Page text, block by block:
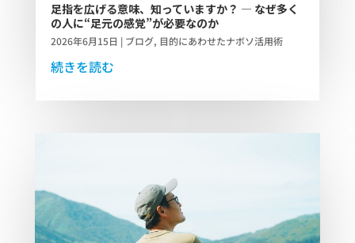
足指を広げる意味、知っていますか？ ― なぜ多く
の人に“足元の感覚”が必要なのか
2026年6月15日 | ブログ, 目的にあわせたナボソ活用術
続きを読む